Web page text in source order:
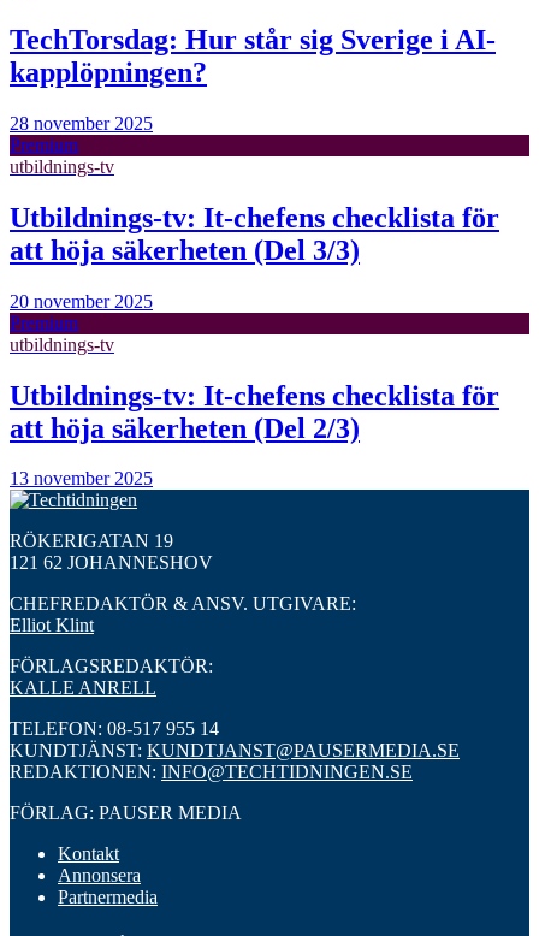
TechTorsdag: Hur står sig Sverige i AI-
kapplöpningen?
28 november 2025
Premium
utbildnings-tv
Utbildnings-tv: It-chefens checklista för
att höja säkerheten (Del 3/3)
20 november 2025
Premium
utbildnings-tv
Utbildnings-tv: It-chefens checklista för
att höja säkerheten (Del 2/3)
13 november 2025
RÖKERIGATAN 19
121 62 JOHANNESHOV
CHEFREDAKTÖR & ANSV. UTGIVARE:
Elliot Klint
FÖRLAGSREDAKTÖR:
KALLE ANRELL
TELEFON: 08-517 955 14
KUNDTJÄNST: KUNDTJANST@PAUSERMEDIA.SE
REDAKTIONEN: INFO@TECHTIDNINGEN.SE
FÖRLAG: PAUSER MEDIA
Kontakt
Annonsera
Partnermedia